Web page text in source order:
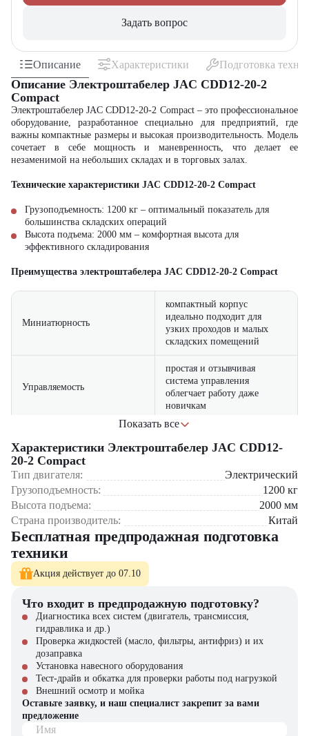
Задать вопрос
Описание Характеристики Подготовка
Описание Электроштабелер JAC CDD12-20-2
Compact
Электроштабелер JAC CDD12-20-2 Compact – это профессиональное
оборудование, разработанное специально для предприятий, где
важны компактные размеры и высокая производительность. Модель
сочетает в себе мощность и маневренность, что делает ее
незаменимой на небольших складах и в торговых залах.
Технические характеристики JAC CDD12-20-2 Compact
Грузоподъемность: 1200 кг – оптимальный показатель для
большинства складских операций
Высота подъема: 2000 мм – комфортная высота для
эффективного складирования
Преимущества электроштабелера JAC CDD12-20-2 Compact
Миниатюрность
компактный корпус
идеально подходит для
узких проходов и малых
складских помещений
Управляемость
простая и отзывчивая
система управления
облегчает работу даже
новичкам
Экономичность
электропривод снижает
расходы на эксплуатацию и
качественные компоненты и
прочная конструкция
обеспечивают стабильную
работу
Безопасность
уровень безопасности на
складе
Где применяется JAC CDD12-20-2 Compact?
Небольшие склады и кладовые – оптимальное решение для
ограниченных пространств
Торговые залы и супермаркеты – работа в условиях
покупательского потока
Фармацевтические склады – бережное перемещение товаров
Производственные цеха – внутренняя логистика материалов
Показать все
Характеристики Электроштабелер JAC CDD12-
20-2 Compact
Тип двигателя:
Электрический
Грузоподъемность:
1200 кг
Высота подъема:
2000 мм
Страна производитель:
Китай
Бесплатная предпродажная подготовка
техники
Акция действует до 07.10
Что входит в предпродажную подготовку?
Диагностика всех систем (двигатель, трансмиссия,
гидравлика и др.)
Проверка жидкостей (масло, фильтры, антифриз) и их
дозаправка
Установка навесного оборудования
Тест-драйв и обкатка для проверки работы под нагрузкой
Внешний осмотр и мойка
Оставьте заявку, и наш специалист закрепит за вами
предложение
Имя